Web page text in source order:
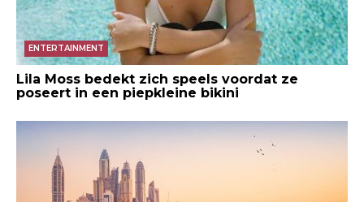
ENTERTAINMENT
Lila Moss bedekt zich speels voordat ze
poseert in een piepkleine bikini